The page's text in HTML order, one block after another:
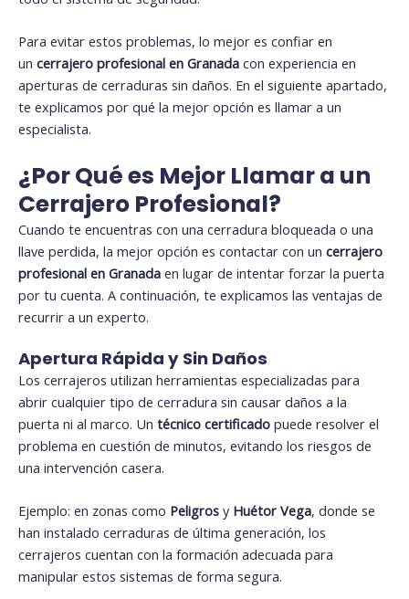
Para evitar estos problemas, lo mejor es confiar en
un cerrajero profesional en Granada con experiencia en
aperturas de cerraduras sin daños. En el siguiente apartado,
te explicamos por qué la mejor opción es llamar a un
especialista.
¿Por Qué es Mejor Llamar a un
Cerrajero Profesional?
Cuando te encuentras con una cerradura bloqueada o una
llave perdida, la mejor opción es contactar con un cerrajero
profesional en Granada en lugar de intentar forzar la puerta
por tu cuenta. A continuación, te explicamos las ventajas de
recurrir a un experto.
Apertura Rápida y Sin Daños
Los cerrajeros utilizan herramientas especializadas para
abrir cualquier tipo de cerradura sin causar daños a la
puerta ni al marco. Un técnico certificado puede resolver el
problema en cuestión de minutos, evitando los riesgos de
una intervención casera.
Ejemplo: en zonas como Peligros y Huétor Vega, donde se
han instalado cerraduras de última generación, los
cerrajeros cuentan con la formación adecuada para
manipular estos sistemas de forma segura.